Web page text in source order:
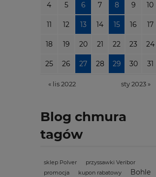
4 5 6 7 8 9 10
11 12 13 14 15 16 17
18 19 20 21 22 23 24
25 26 27 28 29 30 31
« lis 2022 sty 2023 »
Blog chmura
tagów
sklep Polver
przyssawki Veribor
promocja
kupon rabatowy Bohle